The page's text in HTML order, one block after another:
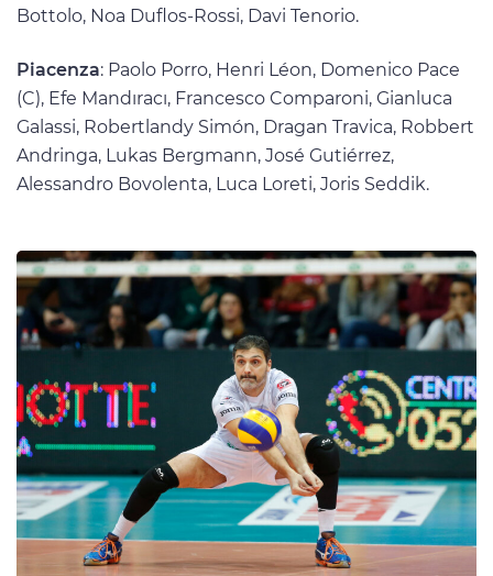
Bottolo, Noa Duflos-Rossi, Davi Tenorio.
Piacenza: Paolo Porro, Henri Léon, Domenico Pace
(C), Efe Mandıracı, Francesco Comparoni, Gianluca
Galassi, Robertlandy Simón, Dragan Travica, Robbert
Andringa, Lukas Bergmann, José Gutiérrez,
Alessandro Bovolenta, Luca Loreti, Joris Seddik.